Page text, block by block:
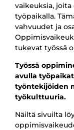
vaikeuksia,
työpaikalla.
vahvuudet ja
tukevat työssä
Työssä
avulla
työntekijöiden
työkulttuuria.
Näiltä sivuilta